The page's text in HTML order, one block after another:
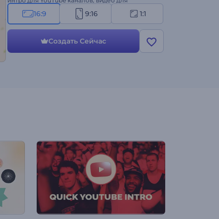
продвижения компаний и многого другого.
Создайте свое видео!
16:9 9:16 1:1
Создать Сейчас